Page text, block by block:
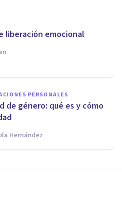
liberación emocional
PERSONALES
de género: qué es y cómo
Hernández